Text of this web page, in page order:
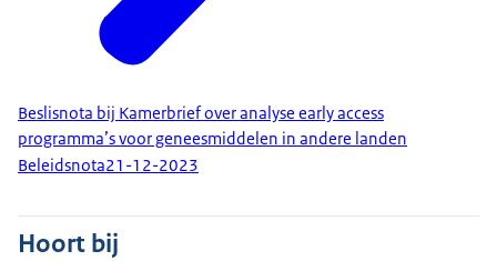
Beslisnota bij Kamerbrief over analyse early access
programma’s voor geneesmiddelen in andere landen
Beleidsnota21-12-2023
Hoort bij